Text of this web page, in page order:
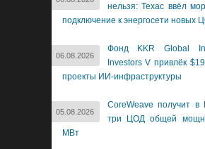
нельзя: Техас ввёл
подключение к энергосети новых
06.08.2026
Фонд KKR Global
Investors V привлёк
проекты ИИ-инфраструктуры
05.08.2026
CoreWeave получит в
три ЦОД общей
МВт